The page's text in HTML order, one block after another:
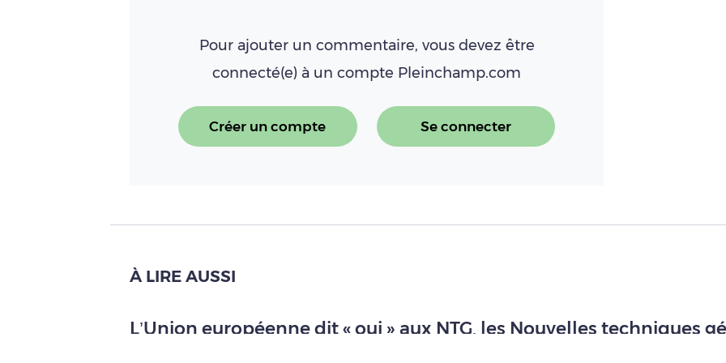
Pour ajouter un commentaire, vous devez être
connecté(e) à un compte Pleinchamp.com
Créer un compte Se connecter
À LIRE AUSSI
L’Union européenne dit « oui » aux NTG, les Nouvelles techniques